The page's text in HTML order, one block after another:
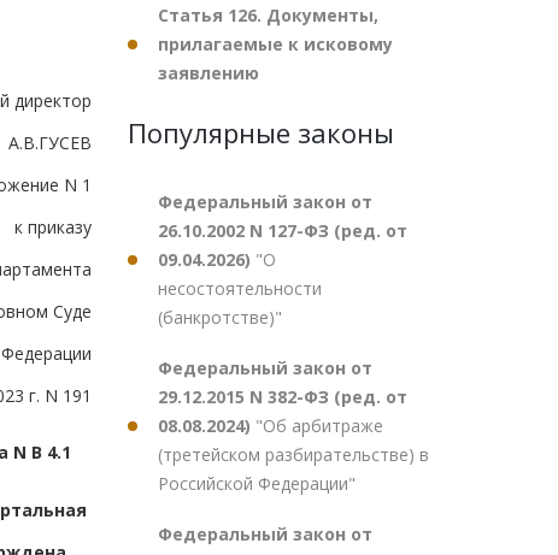
директор
А.В.ГУСЕВ
N 1
к приказу
Суде
г. N 191
N В 4.1
Статья 126. Документы,
прилагаемые к исковому
заявлению
Популярные законы
Федеральный закон от
26.10.2002 N 127-ФЗ (ред. от
09.04.2026) "О
несостоятельности
(банкротстве)"
Федеральный закон от
29.12.2015 N 382-ФЗ (ред. от
08.08.2024) "Об арбитраже
(третейском разбирательстве) в
Российской Федерации"
Федеральный закон от